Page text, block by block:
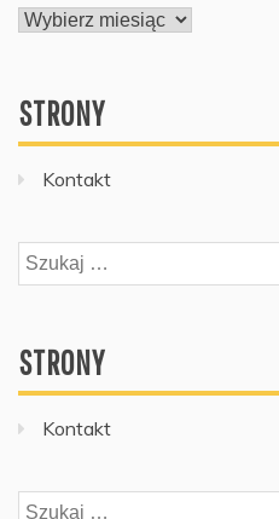
ARCHIWUM
STRONY
Kontakt
Szukaj:
STRONY
Kontakt
Szukaj: